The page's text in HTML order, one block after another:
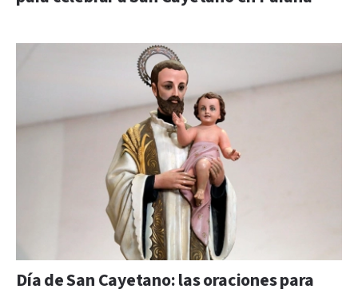
Día de San Cayetano: las oraciones para